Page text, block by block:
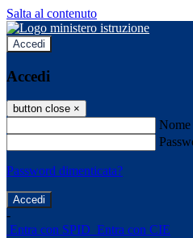
Salta al contenuto
Accedi
Accedi
button close ×
Nome
Password dimenticata?
-
Entra con SPID Entra con CIE